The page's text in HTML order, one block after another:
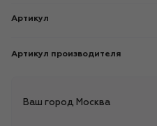
Артикул
Артикул производителя
Ваш город Москва